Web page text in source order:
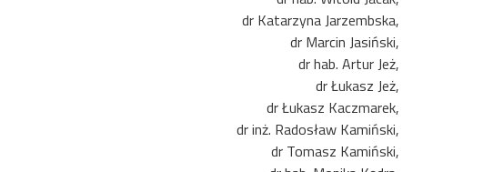
dr Katarzyna Jarzembska,
dr Marcin Jasiński,
dr hab. Artur Jeż,
dr Łukasz Jeż,
dr Łukasz Kaczmarek,
dr inż. Radosław Kamiński,
dr Tomasz Kamiński,